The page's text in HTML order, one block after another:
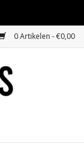
0 Artikelen - €0,00